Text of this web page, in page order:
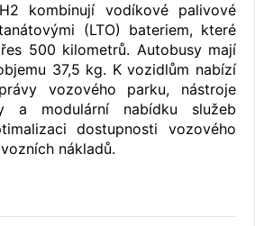
kombinují vodíkové palivové
(LTO) bateriem, které
500 kilometrů. Autobusy mají
37,5 kg. K vozidlům nabízí
vozového parku, nástroje
a modulární nabídku služeb
dostupnosti vozového
nákladů.